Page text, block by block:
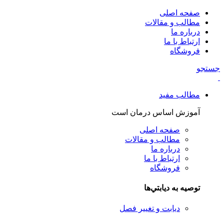
صفحه اصلی
مطالب و مقالات
درباره ما
ارتباط با ما
فروشگاه
جستجو
مطالب مفید
آموزش اساس درمان است
صفحه اصلی
مطالب و مقالات
درباره ما
ارتباط با ما
فروشگاه
توصيه به ديابتي‌ها
دیابت و تغییر فصل